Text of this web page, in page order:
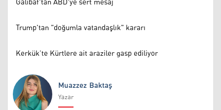
Trump'tan "doğumla vatandaşlık" kararı
Kerkük’te Kürtlere ait araziler gasp ediliyor
Muazzez Baktaş
Yazar